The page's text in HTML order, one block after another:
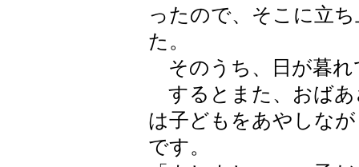
ったので、そこに立
た。
そのうち、日が暮れ
するとまた、おばあ
は子どもをあやしな
です。